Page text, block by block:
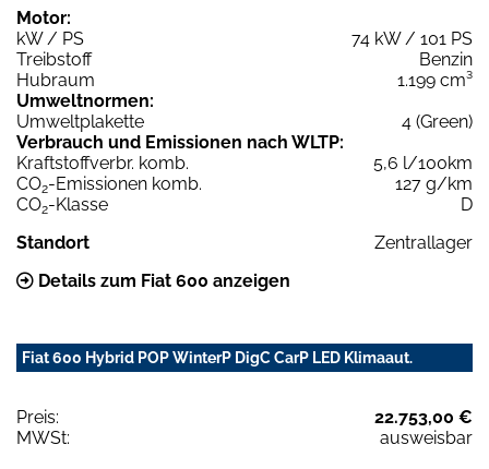
Motor:
kW / PS
74 kW / 101 PS
Treibstoff
Benzin
Hubraum
1.199 cm³
Umweltnormen:
Umweltplakette
4 (Green)
Verbrauch und Emissionen nach WLTP:
Kraftstoffverbr. komb.
5,6 l/100km
CO2-Emissionen komb.
127 g/km
CO2-Klasse
D
Standort
Zentrallager
Details zum Fiat 600 anzeigen
Fiat 600 Hybrid POP WinterP DigC CarP LED Klimaaut.
Preis:
22.753,00 €
MWSt:
ausweisbar